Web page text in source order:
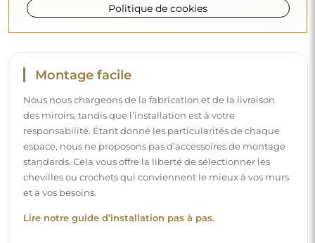
Montage facile
Nous nous chargeons de la fabrication et de la livraison
des miroirs, tandis que l’installation est à votre
responsabilité. Étant donné les particularités de chaque
espace, nous ne proposons pas d’accessoires de montage
standards. Cela vous offre la liberté de sélectionner les
chevilles ou crochets qui conviennent le mieux à vos murs
et à vos besoins.
Lire notre guide d’installation pas à pas.
Politique de cookies